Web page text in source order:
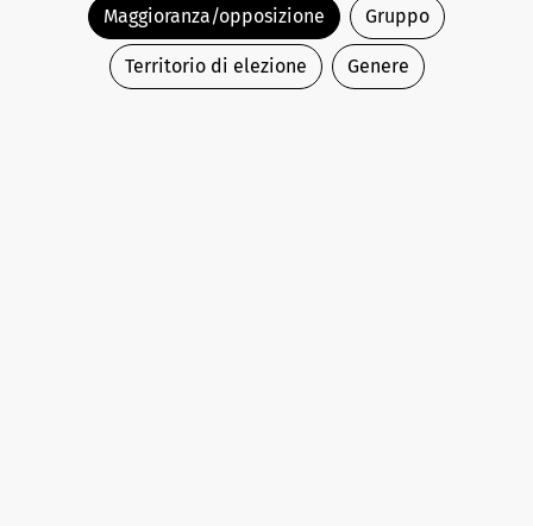
Maggioranza/opposizione Gruppo
Territorio di elezione Genere